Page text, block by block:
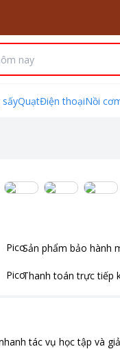
sấyQuạtĐiện thoạiNồi
Sản phẩm bảo hành
Thanh toán trực tiếp
tác vụ học tập và